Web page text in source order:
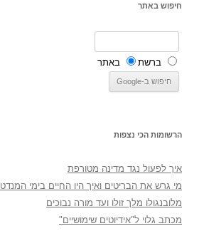
חיפוש באתר
ברשת באתר
הרשומות הכי נצפות
איך לפעול נגד מדינה מטורפת
מי גרש את הבריטים ואיך היו החיים בימי המנדט
מלובנגולו מלך זולו ועד מורה נבוכים
מכתב גלוי ל"אידיוטים שימושיים"